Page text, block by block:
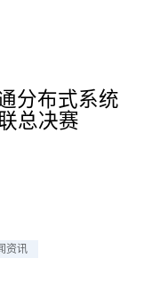
分布式系统
总决赛
资讯